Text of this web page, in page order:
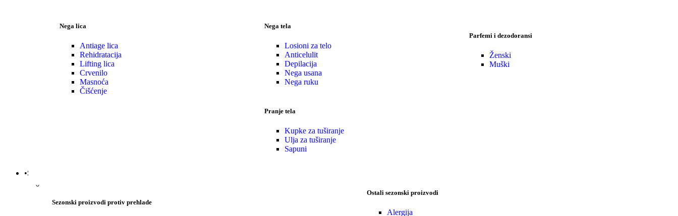
Nega lica
Antiage lica
Rehidratacija
Lifting lica
Crvenilo
Masnoća
Čišćenje
Nega tela
Losioni za telo
Anticelulit
Depilacija
Nega usana
Nega ruku
Pranje tela
Kupke za tuširanje
Ulja za tuširanje
Sapuni
Parfemi i dezodoransi
Ženski
Muški
•Sezonski proizvodi
Sezonski proizvodi protiv prehlade
Ostali sezonski proizvodi
Alergija